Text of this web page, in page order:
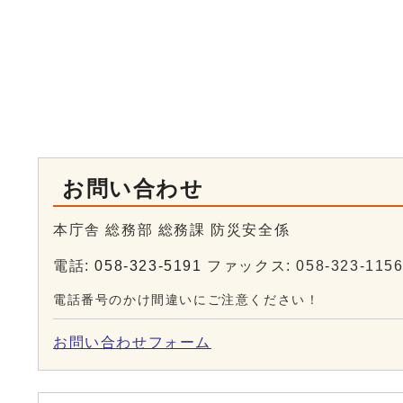
お問い合わせ
本庁舎 総務部 総務課 防災安全係
電話:058-323-5191 ファックス: 058-323-1156
電話番号のかけ間違いにご注意ください！
お問い合わせフォーム